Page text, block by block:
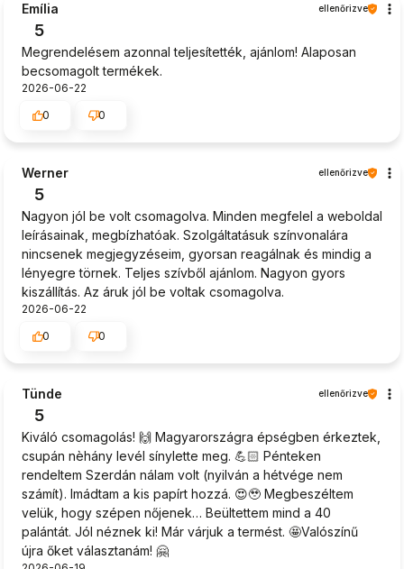
Emília ellenőrizve
5
Megrendelésem azonnal teljesítették, ajánlom! Alaposan
becsomagolt termékek.
2026-06-22
0
0
Werner ellenőrizve
5
Nagyon jól be volt csomagolva. Minden megfelel a weboldal
leírásainak, megbízhatóak. Szolgáltatásuk színvonalára
nincsenek megjegyzéseim, gyorsan reagálnak és mindig a
lényegre törnek. Teljes szívből ajánlom. Nagyon gyors
kiszállítás. Az áruk jól be voltak csomagolva.
2026-06-22
0
0
Tünde ellenőrizve
5
Kiváló csomagolás! 🙌 Magyarországra épségben érkeztek,
csupán nèhány levél sínylette meg. 💪🏻 Pénteken
rendeltem Szerdán nálam volt (nyilván a hétvége nem
számít). Imádtam a kis papírt hozzá. 😍🥹 Megbeszéltem
velük, hogy szépen nőjenek… Beültettem mind a 40
palántát. Jól néznek ki! Már várjuk a termést. 🤩Valószínű
újra őket választanám! 🤗